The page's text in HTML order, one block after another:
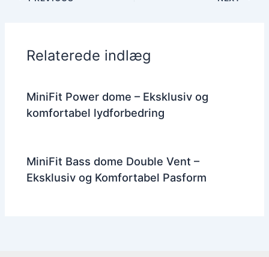
Relaterede indlæg
MiniFit Power dome – Eksklusiv og
komfortabel lydforbedring
MiniFit Bass dome Double Vent –
Eksklusiv og Komfortabel Pasform